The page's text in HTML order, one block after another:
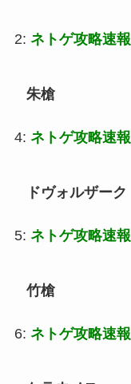
2: ネトゲ攻略速報
朱槍
4: ネトゲ攻略速報
ドヴォルザーク
5: ネトゲ攻略速報
竹槍
6: ネトゲ攻略速報